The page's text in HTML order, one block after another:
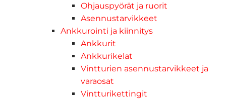
Ohjauspyörät ja ruorit
Asennustarvikkeet
Ankkurointi ja kiinnitys
Ankkurit
Ankkurikelat
Vintturien asennustarvikkeet ja
varaosat
Vintturikettingit